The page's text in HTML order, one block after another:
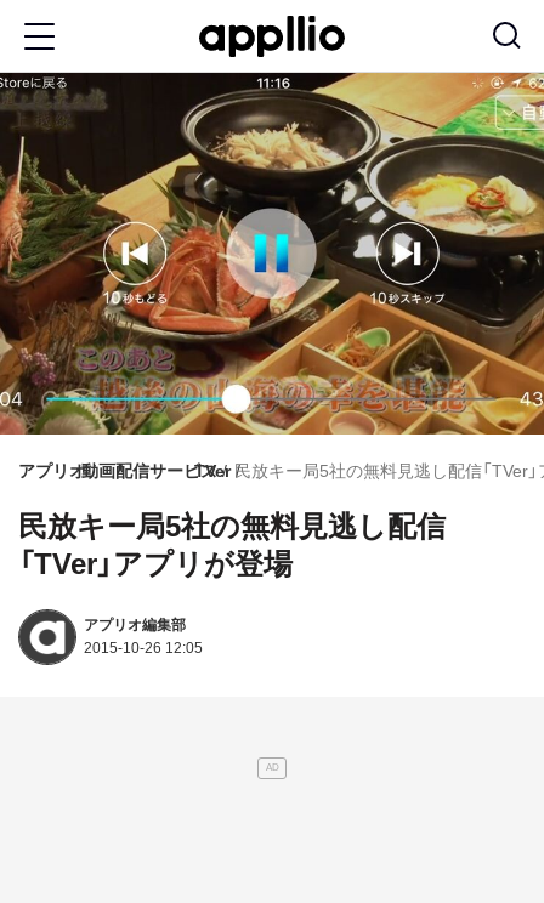
ン
コ
ン
テ
ン
ツ
に
移
動
アプリオ動画配信サービス
TVer 民放キー局5社の無料見逃し配信「TVer
民放キー局5社の無料見逃し配信
「TVer」アプリが登場
アプリオ編集部
2015-10-26 12:05